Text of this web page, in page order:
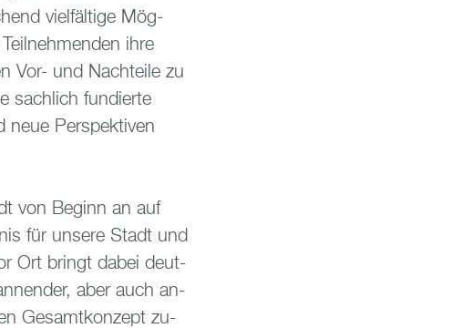
viel­fäl­ti­ge Mög­
ihre
Vor- und Nach­tei­le zu
sach­lich fun­dier­te
neue Per­spek­ti­ven
von Be­ginn an auf
für un­se­re Stadt und
Ort bringt dabei deut­
aber auch an­
Ge­samt­kon­zept zu­